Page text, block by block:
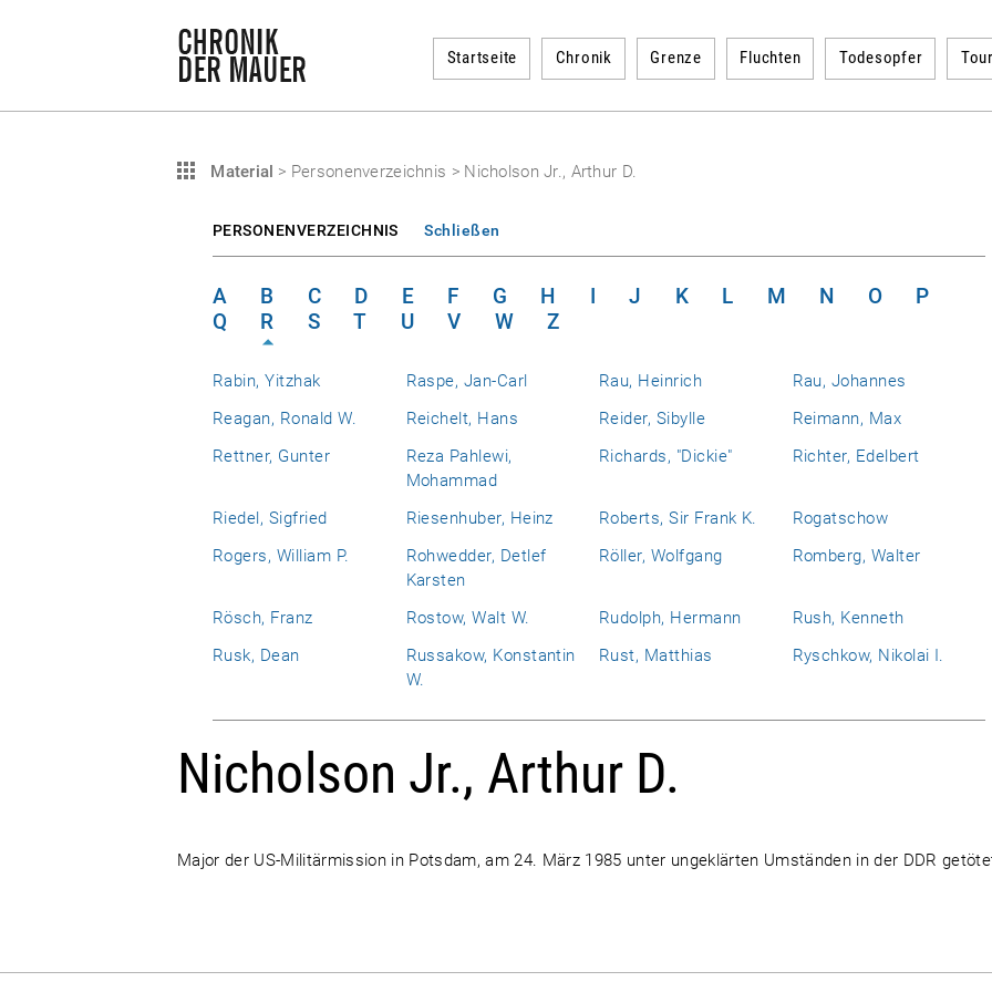
Startseite Chronik Grenze Fluchten Todesopfer
Material > Personenverzeichnis > Nicholson Jr., Arthur D.
PERSONENVERZEICHNIS Schließen
A B C D E F G H I J K L M N O
P
Q
R S T U V W Z
Rabin, Yitzhak Raspe, Jan-Carl Rau, Heinrich
Rau, Johannes
Reagan, Ronald W.
Reichelt, Hans Reider, Sibylle
Reimann, Max
Rettner, Gunter
Reza Pahlewi,
Mohammad
Richards, "Dickie" Richter, Edelbert
Riedel, Sigfried Riesenhuber, Heinz Roberts, Sir Frank K.
Rogatschow
Rogers, William P.
Rohwedder, Detlef
Karsten
Röller, Wolfgang Romberg, Walter
Rösch, Franz Rostow, Walt W. Rudolph, Hermann
Rush, Kenneth
Rusk, Dean
Russakow, Konstantin
W.
Rust, Matthias Ryschkow, Nikolai I.
Nicholson Jr., Arthur D.
Major der US-Militärmission in Potsdam, am 24. März 1985 unter ungeklärten Umständen in der DDR